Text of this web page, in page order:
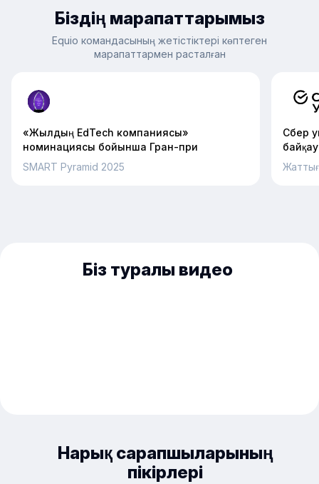
Біздің марапаттарымыз
Equio командасының жетістіктері көптеген
марапаттармен расталған
«Жылдың EdTech компаниясы»
номинациясы бойынша Гран-при
SMART Pyramid 2025
Сбер
Біз туралы видео
Нарық сарапшыларының
пікірлері